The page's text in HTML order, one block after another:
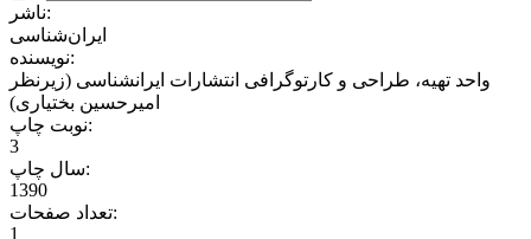
ناشر:
ایران‌شناسی
نویسنده:
واحد تهیه، طراحی و کارتوگرافی انتشارات ایرانشناسی (زیرنظر
امیرحسین بختیاری)
نوبت چاپ:
3
سال چاپ:
1390
تعداد صفحات:
1